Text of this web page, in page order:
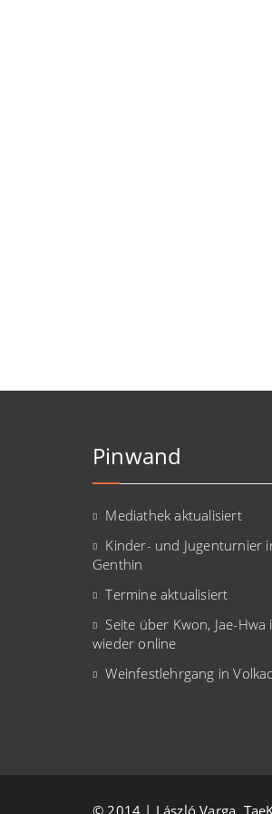
Pinwand
Mediathek aktualisiert
Kinder- und Jugenturnier
Genthin
Termine aktualisiert
Seite über Kwon, Jae-Hwa
wieder online
Weinfestlehrgang in
© 2014 | László Varga,